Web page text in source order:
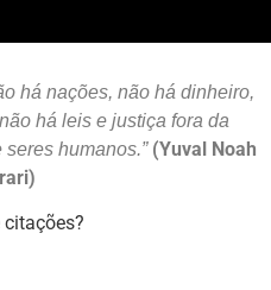
há nações, não há dinheiro,
há leis e justiça fora da
humanos.” (Yuval Noah
citações?